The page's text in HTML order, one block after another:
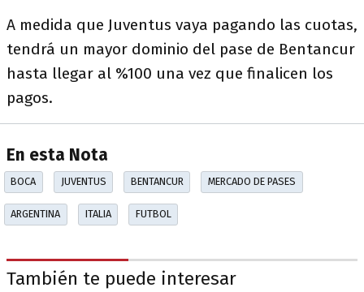
A medida que Juventus vaya pagando las cuotas,
tendrá un mayor dominio del pase de Bentancur
hasta llegar al %100 una vez que finalicen los
pagos.
En esta Nota
BOCA JUVENTUS BENTANCUR MERCADO DE PASES
ARGENTINA ITALIA FUTBOL
También te puede interesar